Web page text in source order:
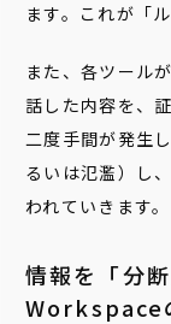
ます。これが「
また、各ツール
話した内容を、
二度手間が発生
るいは氾濫）し
われていきます。
情報を「分
Workspace